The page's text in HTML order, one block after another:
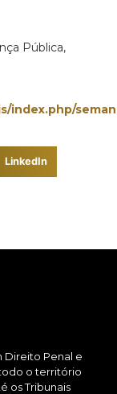
Pública,
index.php/
LinkedIn
Direito Penal e
o território
os Tribunais